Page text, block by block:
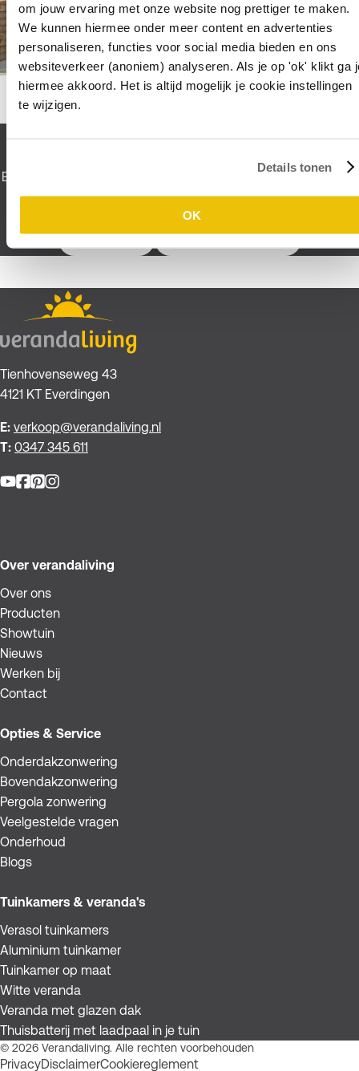
om jouw ervaring met onze website nog prettiger te maken.
We kunnen hiermee onder meer content en advertenties
personaliseren, functies voor social media bieden en ons
websiteverkeer (anoniem) analyseren. Als je op 'ok' klikt ga
hiermee akkoord. Het is altijd mogelijk je cookie instellingen
te wijzigen.
Details tonen
OK
Bekijk onze producten of kom langs in de showroom en laat je
adviseren.
Tienhovenseweg 43
4121 KT Everdingen
E: verkoop@verandaliving.nl
T: 0347 345 611
YouTube
Facebook
Pinterest
Over verandaliving
Over ons
Producten
Showtuin
Nieuws
Werken bij
Contact
Opties & Service
Onderdakzonwering
Bovendakzonwering
Pergola zonwering
Veelgestelde vragen
Onderhoud
Blogs
Tuinkamers & veranda's
Verasol tuinkamers
Aluminium tuinkamer
Tuinkamer op maat
Witte veranda
Veranda met glazen dak
Thuisbatterij met laadpaal in je tuin
© 2026 Verandaliving. Alle rechten voorbehouden
PrivacyDisclaimerCookiereglement